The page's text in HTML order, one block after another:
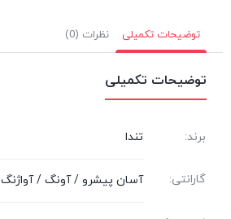
توضیحات تکمیلی نظرات (0)
توضیحات تکمیلی
برند: تندا
گارانتی: آسان پیشرو / آونگ / آواژنگ